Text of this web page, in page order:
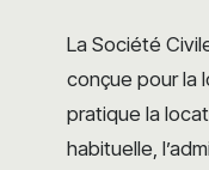
La Société
conçue pour la
pratique la
habituelle,